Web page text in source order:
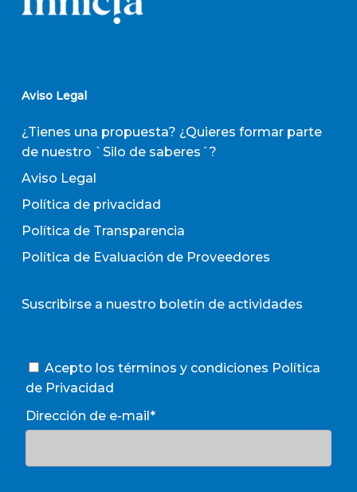
Aviso Legal
¿Tienes una propuesta? ¿Quieres formar parte
de nuestro `Silo de saberes´?
Aviso Legal
Política de privacidad
Política de Transparencia
Política de Evaluación de Proveedores
Suscribirse a nuestro boletín de actividades
Acepto los términos y condiciones Política
de Privacidad
Dirección de e-mail*